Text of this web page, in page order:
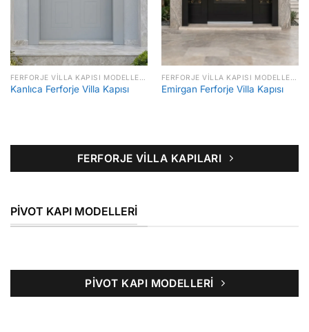
Kanlıca Ferforje Villa Kapısı Emirgan Ferforje Villa Kapısı
FERFORJE VILLA KAPILARI
PIVOT KAPI MODELLERI
PIVOT KAPI MODELLERI